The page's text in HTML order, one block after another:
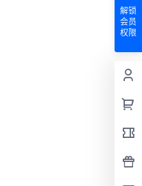
解锁
会员
权限